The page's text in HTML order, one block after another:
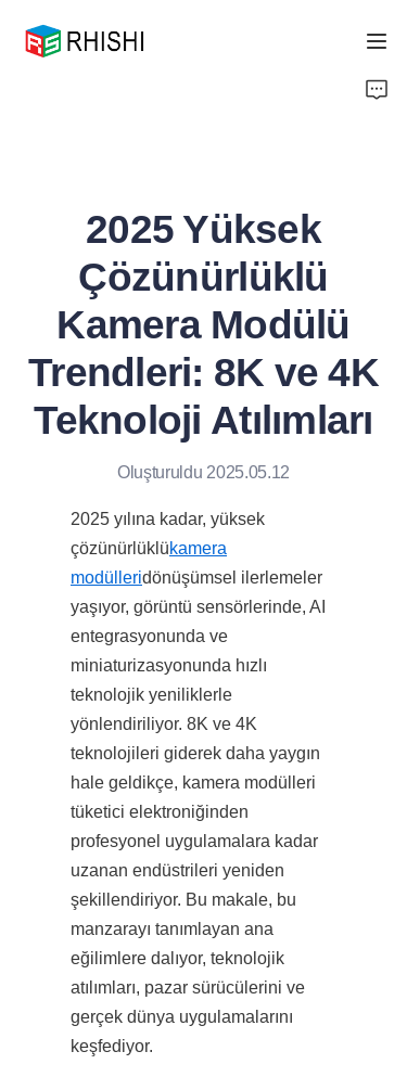
2025 Yüksek
Çözünürlüklü
Kamera Modülü
Trendleri: 8K ve 4K
Teknoloji Atılımları
Oluşturuldu 2025.05.12
2025 yılına kadar, yüksek
çözünürlüklükamera
modülleridönüşümsel ilerlemeler
yaşıyor, görüntü sensörlerinde, AI
entegrasyonunda ve
miniaturizasyonunda hızlı
teknolojik yeniliklerle
yönlendiriliyor. 8K ve 4K
teknolojileri giderek daha yaygın
hale geldikçe, kamera modülleri
tüketici elektroniğinden
profesyonel uygulamalara kadar
uzanan endüstrileri yeniden
şekillendiriyor. Bu makale, bu
manzarayı tanımlayan ana
eğilimlere dalıyor, teknolojik
atılımları, pazar sürücülerini ve
gerçek dünya uygulamalarını
keşfediyor.
About Us
Support